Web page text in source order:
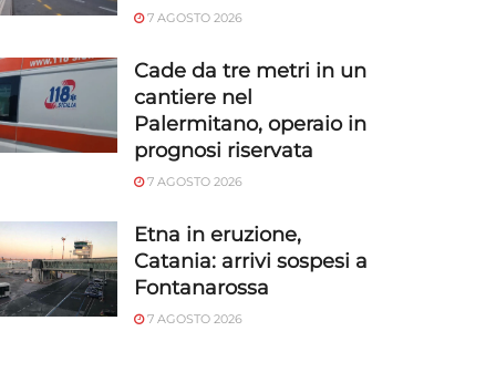
7 AGOSTO 2026
Cade da tre metri in un
cantiere nel
Palermitano, operaio in
prognosi riservata
7 AGOSTO 2026
Etna in eruzione,
Catania: arrivi sospesi a
Fontanarossa
7 AGOSTO 2026